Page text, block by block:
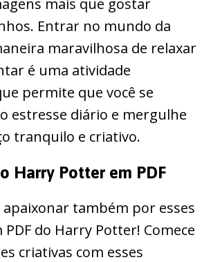
Entrar no mundo da
maravilhosa de relaxar
é uma atividade
permite que você se
estresse diário e mergulhe
tranquilo e criativo.
Harry Potter em PDF
apaixonar também por esses
do Harry Potter! Comece
criativas com esses